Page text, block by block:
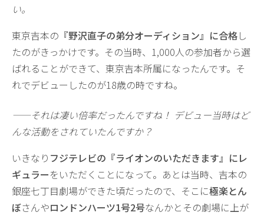
い。
東京吉本の 『野沢直子の弟分オーディション』に合格し
たのがきっかけです。その当時、1,000人の参加者から選
ばれることができて、東京吉本所属になったんです。そ
れでデビューしたのが18歳の時ですね。
——それは凄い倍率だったんですね！ デビュー当時はど
んな活動をされていたんですか？
いきなり フジテレビの『ライオンのいただきます』にレ
ギュラーをいただくことになって。あとは当時、吉本の
銀座七丁目劇場ができた頃だったので、そこに極楽とん
ぼさんやロンドンハーツ1号2号なんかとその劇場に上が